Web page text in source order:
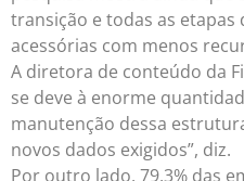
transição e todas as
acessórias com menos
A diretora de conteúdo da
se deve à enorme
manutenção dessa
novos dados exigidos”, diz.
Por outro lado, 79,3% das